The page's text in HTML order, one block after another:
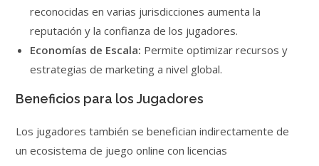
reconocidas en varias jurisdicciones aumenta la
reputación y la confianza de los jugadores.
Economías de Escala: Permite optimizar recursos y
estrategias de marketing a nivel global.
Beneficios para los Jugadores
Los jugadores también se benefician indirectamente de
un ecosistema de juego online con licencias